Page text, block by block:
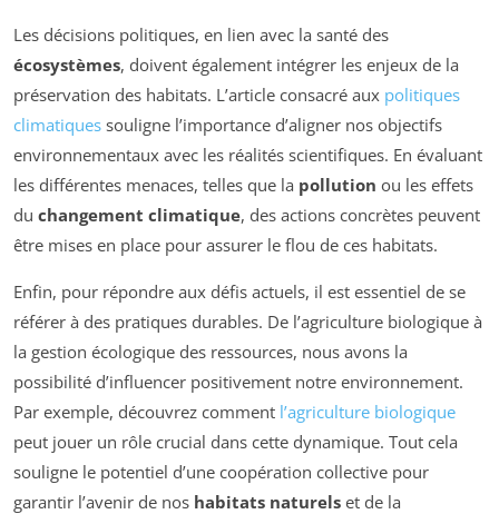
Les décisions politiques, en lien avec la santé des
écosystèmes, doivent également intégrer les enjeux de la
préservation des habitats. L’article consacré aux politiques
climatiques souligne l’importance d’aligner nos objectifs
environnementaux avec les réalités scientifiques. En évaluant
les différentes menaces, telles que la pollution ou les effets
du changement climatique, des actions concrètes peuvent
être mises en place pour assurer le flou de ces habitats.
Enfin, pour répondre aux défis actuels, il est essentiel de se
référer à des pratiques durables. De l’agriculture biologique à
la gestion écologique des ressources, nous avons la
possibilité d’influencer positivement notre environnement.
Par exemple, découvrez comment l’agriculture biologique
peut jouer un rôle crucial dans cette dynamique. Tout cela
souligne le potentiel d’une coopération collective pour
garantir l’avenir de nos habitats naturels et de la